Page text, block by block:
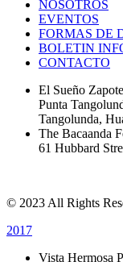
NOSOTROS
EVENTOS
FORMAS DE
BOLETIN
CONTACTO
El Sueño
Punta
Tangolunda,
The Bacaanda
61 Hubbard
© 2023 All Rights
2017
Vista Hermosa